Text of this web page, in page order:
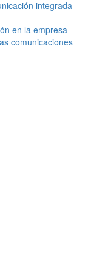
integrada
en la empresa
comunicaciones